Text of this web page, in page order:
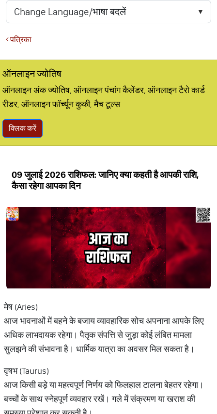
पत्रिका
ऑनलाइन ज्योतिष
ऑनलाइन अंक ज्योतिष, ऑनलाइन पंचांग कैलेंडर, ऑनलाइन टैरो कार्ड
रीडर, ऑनलाइन फॉर्च्यून कुकी, मैच टूल्स
क्लिक करें
09 जुलाई 2026 राशिफल: जानिए क्या कहती है आपकी राशि,
कैसा रहेगा आपका दिन
मेष (Aries)
आज भावनाओं में बहने के बजाय व्यावहारिक सोच अपनाना आपके लिए
अधिक लाभदायक रहेगा। पैतृक संपत्ति से जुड़ा कोई लंबित मामला
सुलझने की संभावना है। धार्मिक यात्रा का अवसर मिल सकता है।
वृषभ (Taurus)
आज किसी बड़े या महत्वपूर्ण निर्णय को फिलहाल टालना बेहतर रहेगा।
बच्चों के साथ स्नेहपूर्ण व्यवहार रखें। गले में संक्रमण या खराश की